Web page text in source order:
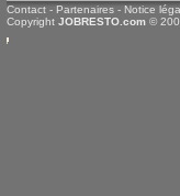
Contact - Partenaires - Notice
Copyright JOBRESTO.com ©